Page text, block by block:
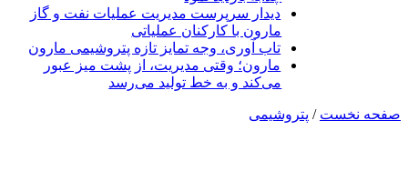
دیدار سرپرست مدیریت عملیات نفت و گاز
مارون با کارکنان عملیاتی
تاب آوری، وجه تمایز تازه پتروشیمی مارون
مارون؛ وقتی مدیریت، از پشت میز عبور
می‌کند و به خط تولید می‌رسد
صفحه نخست / پتروشیمی